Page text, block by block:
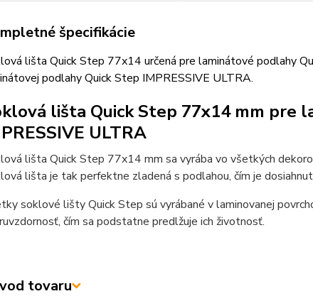
špecifikácie
lišta Quick Step 77x14 určená pre laminátové podlahy
podlahy Quick Step IMPRESSIVE ULTRA.
lišta Quick Step 77x14 mm pre
ULTRA
lišta Quick Step 77x14 mm sa vyrába vo všetkých
lišta je tak perfektne zladená s podlahou, čím je
soklové lišty Quick Step sú vyrábané v laminovanej
čím sa podstatne predlžuje ich životnosť.
tovaru